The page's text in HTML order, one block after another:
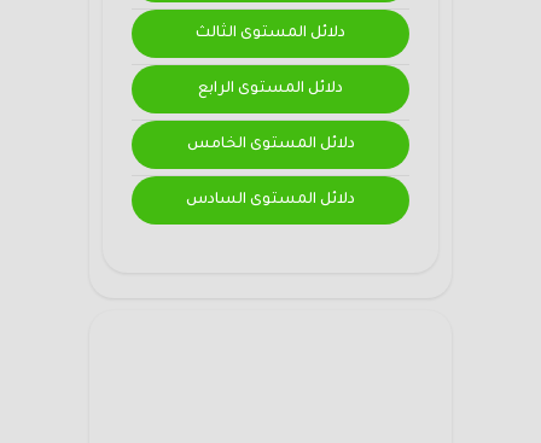
دلائل المستوى الثالث
دلائل المستوى الرابع
دلائل المستوى الخامس
دلائل المستوى السادس